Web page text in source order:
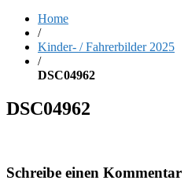
Home
/
Kinder- / Fahrerbilder 2025
/
DSC04962
DSC04962
Schreibe einen Kommentar